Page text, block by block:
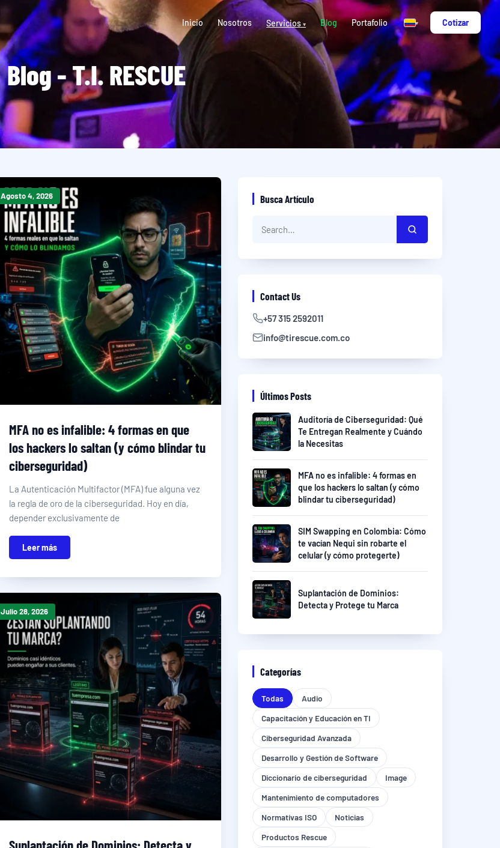
Inicio Nosotros Servicios ▾ Blog Portafolio ▾ Cotizar
Blog - T.I. RESCUE
Agosto 4, 2026
MFA no es infalible: 4 formas en que
los hackers lo saltan (y cómo blindar tu
ciberseguridad)
La Autenticación Multifactor (MFA) fue alguna vez
la regla de oro de la ciberseguridad. Hoy en día,
depender exclusivamente de
Leer más
Julio 28, 2026
Busca Artículo
Contact Us
+57 315 2592011
info@tirescue.com.co
Últimos Posts
Auditoría de Ciberseguridad: Qué
Te Entregan Realmente y Cuándo
la Necesitas
MFA no es infalible: 4 formas en
que los hackers lo saltan (y cómo
blindar tu ciberseguridad)
SIM Swapping en Colombia: Cómo
te vacían Nequi sin robarte el
celular (y cómo protegerte)
Suplantación de Dominios:
Detecta y Protege tu Marca
Categorías
Todas
Audio
Capacitación y Educación en TI
Ciberseguridad Avanzada
Desarrollo y Gestión de Software
Diccionario de ciberseguridad
Image
Mantenimiento de computadores
Normativas ISO
Noticias
Productos Rescue